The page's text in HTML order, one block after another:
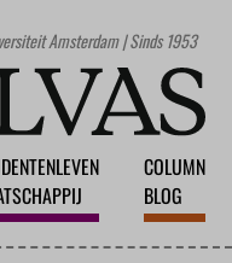
Amsterdam | Sinds 1953
COLUMN
BLOG